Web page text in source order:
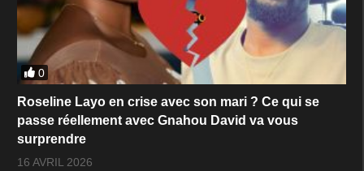
0
Roseline Layo en crise avec son mari ? Ce qui se
passe réellement avec Gnahou David va vous
surprendre
16 AVRIL 2026